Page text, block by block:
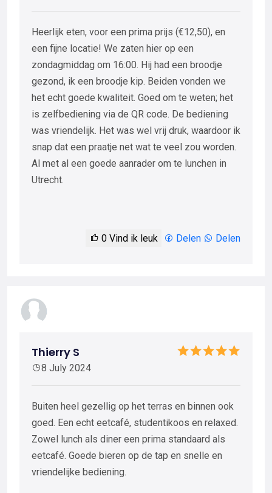
Heerlijk eten, voor een prima prijs (€12,50), en
een fijne locatie! We zaten hier op een
zondagmiddag om 16:00. Hij had een broodje
gezond, ik een broodje kip. Beiden vonden we
het echt goede kwaliteit. Goed om te weten; het
is zelfbediening via de QR code. De bediening
was vriendelijk. Het was wel vrij druk, waardoor ik
snap dat een praatje net wat te veel zou worden.
Al met al een goede aanrader om te lunchen in
Utrecht.
0 Vind ik leuk Delen Delen
Thierry S
8 July 2024
Buiten heel gezellig op het terras en binnen ook
goed. Een echt eetcafé, studentikoos en relaxed.
Zowel lunch als diner een prima standaard als
eetcafé. Goede bieren op de tap en snelle en
vriendelijke bediening.